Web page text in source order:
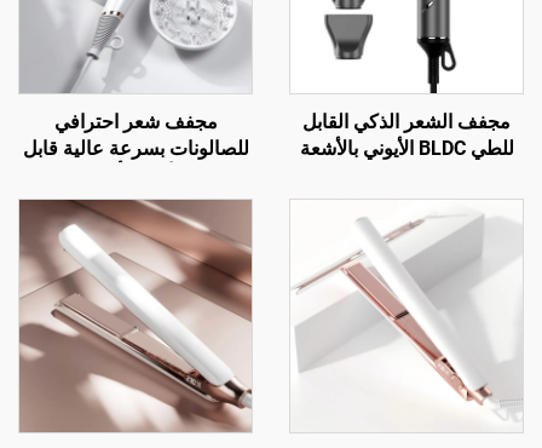
مجفف الشعر الذكي القابل
للطي BLDC الأيوني بالأشعة
مجفف شعر احترافي
للصالونات بسرعة عالية قابل
الحمراء بعيدة